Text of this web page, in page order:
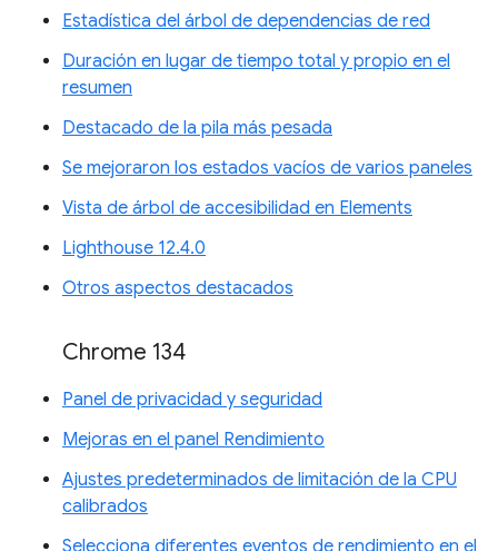
Estadística del árbol de dependencias de red
Duración en lugar de tiempo total y propio en el
resumen
Destacado de la pila más pesada
Se mejoraron los estados vacíos de varios paneles
Vista de árbol de accesibilidad en Elements
Lighthouse 12.4.0
Otros aspectos destacados
Chrome 134
Panel de privacidad y seguridad
Mejoras en el panel Rendimiento
Ajustes predeterminados de limitación de la CPU
calibrados
Selecciona diferentes eventos de rendimiento en el